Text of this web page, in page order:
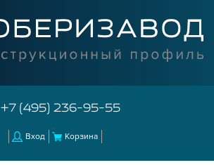
+7 (495) 236-95-55
Вход Корзина